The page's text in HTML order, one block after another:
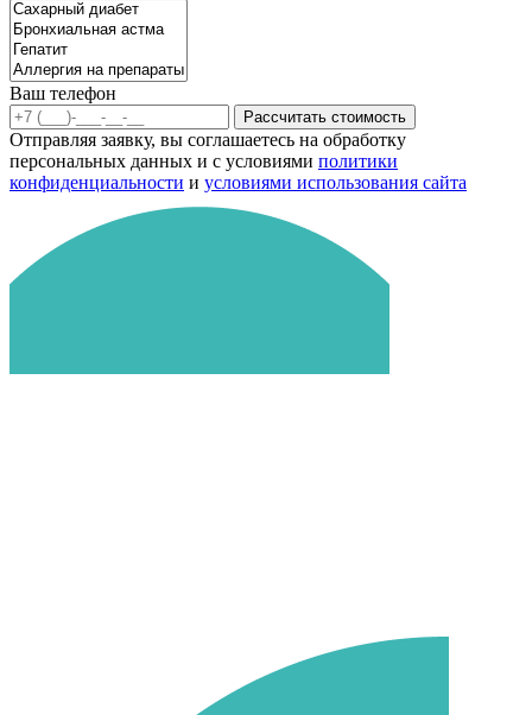
Ваш телефон
Рассчитать стоимость
Отправляя заявку, вы соглашаетесь на обработку
персональных данных и с условиями политики
конфиденциальности и условиями использования сайта